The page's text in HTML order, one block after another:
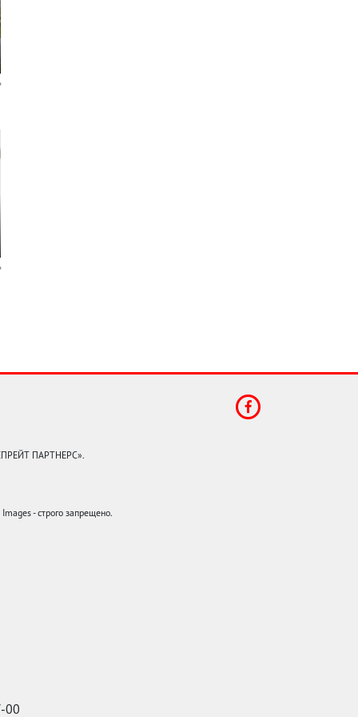
ПАРТНЕРС».
- строго запрещено.
00